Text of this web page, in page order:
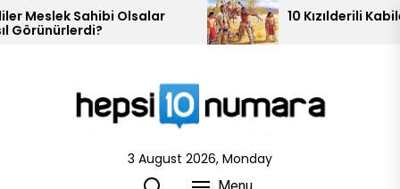
Skip
to
10 Kızılderili Kabilesi
3 August 2026, Monday